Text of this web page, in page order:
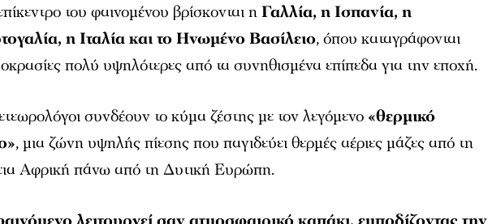
του φαινομένου βρίσκονται ηΓαλλία, η Ισπανία, η
η Ιταλία και το Ηνωμένο Βασίλειο, όπου καταγράφονται
πολύ υψηλότερες από τα συνηθισμένα επίπεδα για την εποχή.
συνδέουν το κύμα ζέστης με τον λεγόμενο «θερμικό
, μια ζώνη υψηλής πίεσης που παγιδεύει θερμές αέριες μάζες από τη
Αφρική πάνω από τη Δυτική Ευρώπη.